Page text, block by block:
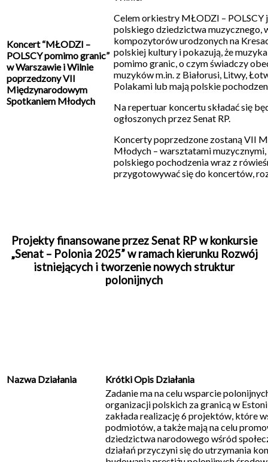
Koncert “MŁODZI –
POLSCY pomimo granic”
w Warszawie i Wilnie
poprzedzony VII
Międzynarodowym
Spotkaniem Młodych
Celem orkiestry MŁODZI – POLSCY
polskiego dziedzictwa muzycznego,
kompozytorów urodzonych na
polskiej kultury i pokazują, że
pomimo granic, o czym świadczy
muzyków m.in. z Białorusi, Litwy,
Polakami lub mają polskie
Na repertuar koncertu składać się
ogłoszonych przez Senat RP.
Koncerty poprzedzone zostaną VII
Młodych – warsztatami
polskiego pochodzenia wraz z
przygotowywać się do koncertów,
Projekty finansowane przez Senat RP w konkursie
„Senat – Polonia 2025” w ramach kierunku Rozwój
istniejących i tworzenie nowych struktur
polonijnych
Nazwa Działania
Krótki Opis Działania
Zadanie ma na celu wsparcie
organizacji polskich za granicą w
zakłada realizację 6 projektów, które
podmiotów, a także mają na celu
dziedzictwa narodowego wśród
działań przyczyni się do utrzymania